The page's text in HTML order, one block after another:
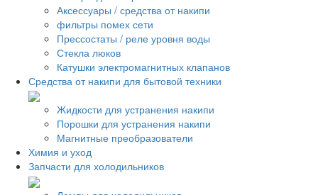
Аксессуары / средства от накипи
фильтры помех сети
Прессостаты / реле уровня воды
Стекла люков
Катушки электромагнитных клапанов
Средства от накипи для бытовой техники
Жидкости для устранения накипи
Порошки для устранения накипи
Магнитные преобразователи
Химия и уход
Запчасти для холодильников